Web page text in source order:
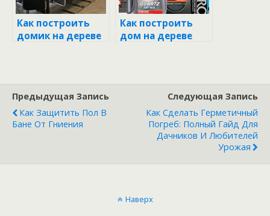
Как построить
домик на дереве
Как построить
дом на дереве
Предыдущая Запись
Как Защитить Пол В
Бане От Гниения
Следующая Запись
Как Сделать Герметичный
Погреб: Полный Гайд Для
Дачников И Любителей
Урожая
Наверх